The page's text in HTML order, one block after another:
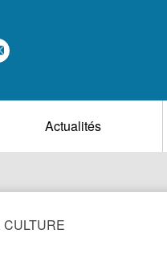
Actualités